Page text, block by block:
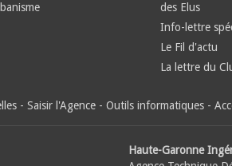
des Elus
Info-lettre
Le Fil d'actu
La lettre du
- Saisir l'Agence - Outils informatiques -
Haute-Garonne